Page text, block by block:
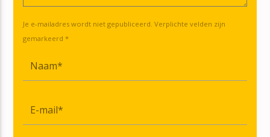
Je e-mailadres wordt niet gepubliceerd. Verplichte velden zijn
gemarkeerd *